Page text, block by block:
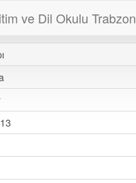
ve Dil Okulu Trabzon